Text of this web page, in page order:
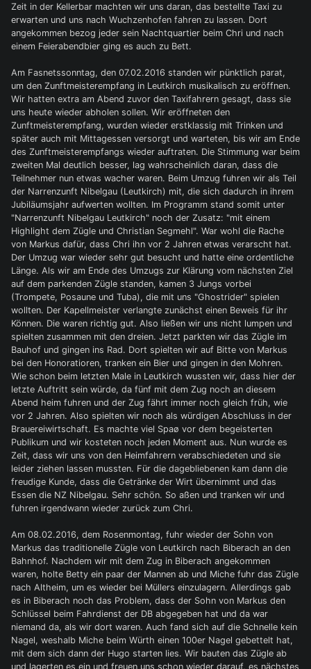
Zeit in der Kellerbar machten wir uns daran, das bestellte Taxi zu
erwarten und uns nach Wuchzenhofen fahren zu lassen. Dort
angekommen bezog jeder sein Nachtquartier beim Chri und nach
einem Feierabendbier ging es auch zu Bett.
Am Fasnetssonntag, den 07.02.2016 standen wir pünktlich parat,
um den Zunftmeisterempfang in Leutkirch musikalisch zu eröffnen.
Wir hatten extra am Abend zuvor den Taxifahrern gesagt, dass sie
uns heute wieder abholen sollen. Wir eröffneten den
Zunftmeisterempfang, wurden wieder erstklassig mit Trinken und
später auch mit Mittagessen versorgt und warteten, bis wir am Ende
des Zunftmeisterempfangs wieder auftraten. Die Stimmung war beim
zweiten Mal deutlich besser, lag wahrscheinlich daran, dass die
Teilnehmer nun etwas wacher waren. Beim Umzug fuhren wir als Teil
der Narrenzunft Nibelgau (Leutkirch) mit, die sich dadurch in ihrem
Jubiläumsjahr aufwerten wollten. Im Programm stand somit unter
"Narrenzunft Nibelgau Leutkirch" noch der Zusatz: "mit einem
Highlight dem Zügle und Christian Segmehl". War wohl die Rache
von Markus dafür, dass Chri ihn vor 2 Jahren etwas verarscht hat.
Der Umzug war wieder sehr gut besucht und hatte eine ordentliche
Länge. Als wir am Ende des Umzugs zur Klärung vom nächsten Ziel
auf dem parkenden Zügle standen, kamen 3 Jungs vorbei
(Trompete, Posaune und Tuba), die mit uns "Ghostrider" spielen
wollten. Der Kapellmeister verlangte zunächst einen Beweis für ihr
Können. Die waren richtig gut. Also ließen wir uns nicht lumpen und
spielten zusammen mit den dreien. Jetzt parkten wir das Zügle im
Bauhof und gingen ins Rad. Dort spielten wir auf Bitte von Markus
bei den Honoratioren, tranken ein Bier und gingen in den Mohren.
Wie schon beim letzten Male in Leutkirch wussten wir, dass hier der
letzte Auftritt sein würde, da fünf mit dem Zug noch an diesem
Abend heim fuhren und der Zug fährt immer noch gleich früh, wie
vor 2 Jahren. Also spielten wir noch als würdigen Abschluss in der
Brauereiwirtschaft. Es machte viel Spaø vor dem begeisterten
Publikum und wir kosteten noch jeden Moment aus. Nun wurde es
Zeit, dass wir uns von den Heimfahrern verabschiedeten und sie
leider ziehen lassen mussten. Für die dagebliebenen kam dann die
freudige Kunde, dass die Getränke der Wirt übernimmt und das
Essen die NZ Nibelgau. Sehr schön. So aßen und tranken wir und
fuhren irgendwann wieder zurück zum Chri.
Am 08.02.2016, dem Rosenmontag, fuhr wieder der Sohn von
Markus das traditionelle Zügle von Leutkirch nach Biberach an den
Bahnhof. Nachdem wir mit dem Zug in Biberach angekommen
waren, holte Betty ein paar der Mannen ab und Miche fuhr das Zügle
nach Altheim, um es wieder bei Müllers einzulagern. Allerdings gab
es in Biberach noch das Problem, dass der Sohn von Markus den
Schlüssel beim Fahrdienst der DB abgegeben hat und da war
niemand da, als wir dort waren. Auch fand sich auf die Schnelle kein
Nagel, weshalb Miche beim Würth einen 100er Nagel gebettelt hat,
mit dem sich dann der Hugo starten lies. Wir bauten das Zügle ab
und lagerten es ein und freuen uns schon wieder darauf, es nächstes